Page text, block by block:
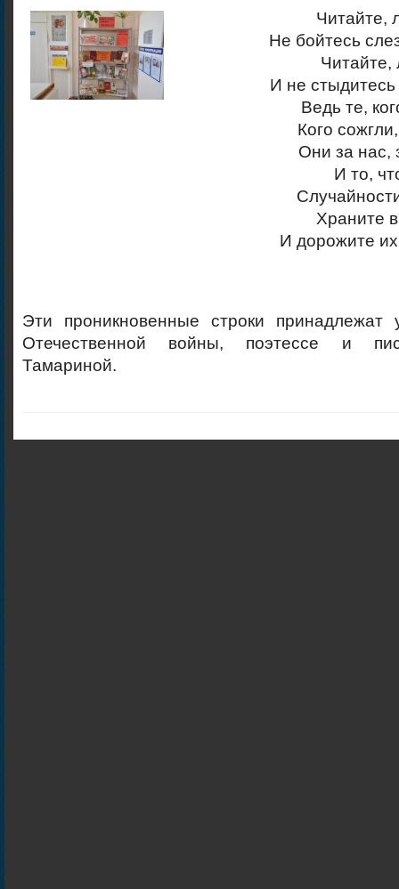
Читайте,
Не бойтесь
Читайте,
И не стыдитесь
Ведь те,
Кого
Они за нас,
И то,
Храните
И дорожите
Эти проникновенные строки принадлежат
Отечественной войны, поэтессе и
Тамариной.